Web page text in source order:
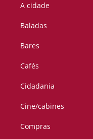
A cidade
Baladas
Bares
Cafés
Cidadania
Cine/cabines
Compras